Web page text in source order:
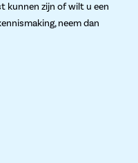
kunnen zijn of wilt u een
neem dan